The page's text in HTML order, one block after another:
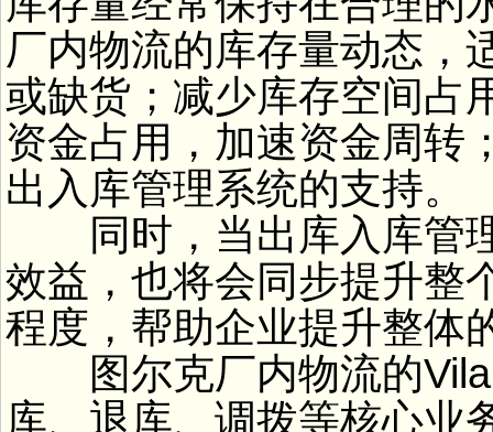
厂内物流的库存量动态，
或缺货；减少库存空间占
资金占用，加速资金周转
出入库管理系统的支持。
同时，当出库入库管理
效益，也将会同步提升整
程度，帮助企业提升整体
图尔克厂内物流的
库、退库、调拨等核心业